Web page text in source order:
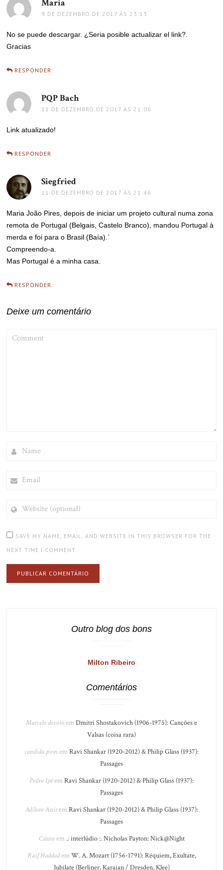
Maria
9 DE DEZEMBRO DE 2017 ÀS 23:13
No se puede descargar. ¿Seria posible actualizar el link?.
Gracias
RESPONDER
PQP Bachdisse:
11 DE DEZEMBRO DE 2017 ÀS 21:06
Link atualizado!
RESPONDER
Siegfried
11 DE DEZEMBRO DE 2017 ÀS 21:46
Maria João Pires, depois de iniciar um projeto cultural numa zona
remota de Portugal (Belgais, Castelo Branco), mandou Portugal à
merda e foi para o Brasil (Baía).´
Compreendo-a.
Mas Portugal é a minha casa.
RESPONDER
Deixe um comentário
(OPTIONAL)
SAVE MY NAME, EMAIL, AND WEBSITE IN THIS BROWSER FOR THE
NEXT TIME I COMMENT.
Outro blog dos bons
Milton Ribeiro
Comentários
Marcelo devotoem Dmitri Shostakovich (1906-1975): Canções e
Valsas (coisa rara)
candida piresem Ravi Shankar (1920-2012) & Philip Glass (1937):
Passages
Pedro Ipêem Ravi Shankar (1920-2012) & Philip Glass (1937):
Passages
Adilson Assisem Ravi Shankar (1920-2012) & Philip Glass (1937):
Passages
Cássioem .: interlúdio :. Nicholas Payton: Nick@Night
Raif Haddadem W. A. Mozart (1756-1791): Réquiem, Exultate,
Jubilate (Berliner, Karajan / Dresden, Klee)